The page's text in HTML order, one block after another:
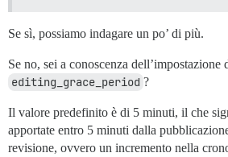
Se sì, possiamo indagare un po’ di più.
Se no, sei a conoscenza dell’impostazione
editing_grace_period ?
Il valore predefinito è di 5 minuti, il che
apportate entro 5 minuti dalla
revisione, ovvero un incremento nella